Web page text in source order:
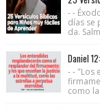
- -
días se
da.
Daniel
- - "Los
como